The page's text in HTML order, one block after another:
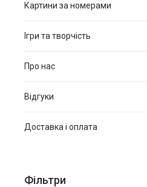
Картини за номерами
Ігри та творчість
Про нас
Відгуки
Доставка і оплата
Фільтри